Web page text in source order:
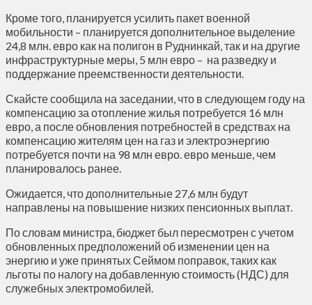
Кроме того, планируется усилить пакет военной
мобильности – планируется дополнительное выделение
24,8 млн. евро как на полигон в Руднинкай, так и на другие
инфраструктурные меры, 5 млн евро – на разведку и
поддержание преемственности деятельности.
Скайсте сообщила на заседании, что в следующем году на
компенсацию за отопление жилья потребуется 16 млн
евро, а после обновления потребностей в средствах на
компенсацию жителям цен на газ и электроэнергию
потребуется почти на 98 млн евро. евро меньше, чем
планировалось ранее.
Ожидается, что дополнительные 27,6 млн будут
направлены на повышение низких пенсионных выплат.
По словам министра, бюджет был пересмотрен с учетом
обновленных предположений об изменении цен на
энергию и уже принятых Сеймом поправок, таких как
льготы по налогу на добавленную стоимость (НДС) для
служебных электромобилей.